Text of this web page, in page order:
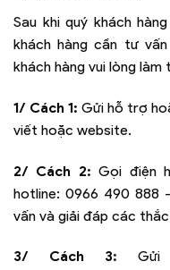
Sau khi quý khách
khách hàng cần tư
khách hàng vui lòng
1/ Cách 1: Gửi hỗ trợ
viết hoặc website.
2/ Cách 2: Gọi điện
hotline: 0966 490 888
vấn và giải đáp các
3/ Cách 3: Gửi